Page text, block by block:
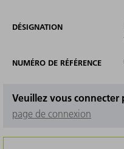
DÉSIGNATION
NUMÉRO DE RÉFÉRENCE
Veuillez vous connecter
page de connexion